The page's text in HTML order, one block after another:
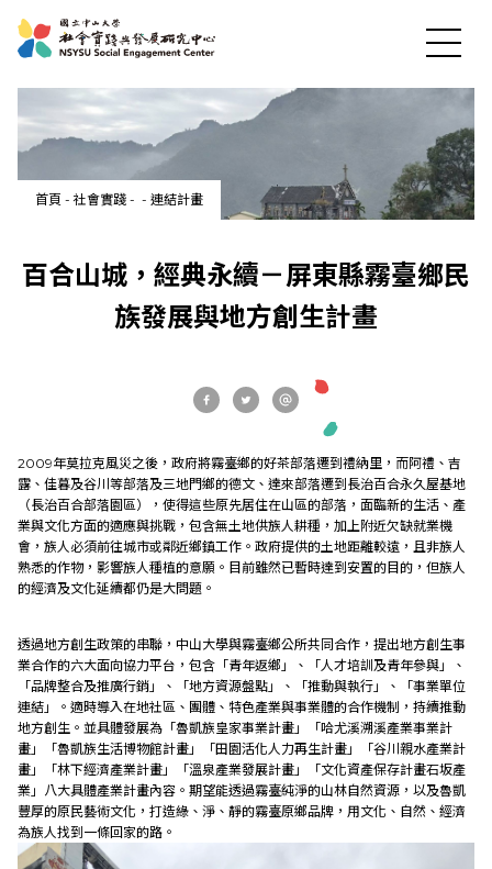
最新消息
關於中心
研究成果
外部連結
EN
首頁 - 社會實踐 - - 連結計畫
百合山城，經典永續－屏東縣霧臺鄉民
族發展與地方創生計畫
2009年莫拉克風災之後，政府將霧臺鄉的好茶部落遷到禮納里，而阿禮、吉
露、佳暮及谷川等部落及三地門鄉的德文、達來部落遷到長治百合永久屋基地
（長治百合部落園區），使得這些原先居住在山區的部落，面臨新的生活、產
業與文化方面的適應與挑戰，包含無土地供族人耕種，加上附近欠缺就業機
會，族人必須前往城市或鄰近鄉鎮工作。政府提供的土地距離較遠，且非族人
熟悉的作物，影響族人種植的意願。目前雖然已暫時達到安置的目的，但族人
的經濟及文化延續都仍是大問題。
透過地方創生政策的串聯，中山大學與霧臺鄉公所共同合作，提出地方創生事
業合作的六大面向協力平台，包含「青年返鄉」、「人才培訓及青年參與」、
「品牌整合及推廣行銷」、「地方資源盤點」、「推動與執行」、「事業單位
連結」。適時導入在地社區、團體、特色產業與事業體的合作機制，持續推動
地方創生。並具體發展為「魯凱族皇家事業計畫」「哈尤溪溯溪產業事業計
畫」「魯凱族生活博物館計畫」「田園活化人力再生計畫」「谷川親水產業計
畫」「林下經濟產業計畫」「溫泉產業發展計畫」「文化資產保存計畫石坂產
業」八大具體產業計畫內容。期望能透過霧臺純淨的山林自然資源，以及魯凱
豐厚的原民藝術文化，打造綠、淨、靜的霧臺原鄉品牌，用文化、自然、經濟
為族人找到一條回家的路。